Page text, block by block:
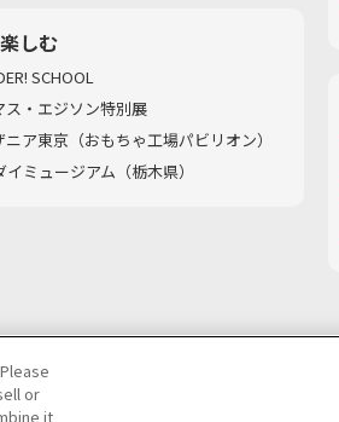
しむ
SCHOOL
ス・エジソン特別展
ニア東京（おもちゃ工場パビリオン）​
イミュージアム（栃木県）
方針
or
it